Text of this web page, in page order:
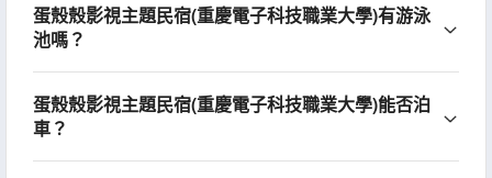
蛋殼殼影視主題民宿(重慶電子科技職業大學)有游泳
池嗎？
蛋殼殼影視主題民宿(重慶電子科技職業大學)能否泊
車？